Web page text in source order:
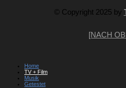
© Copyright 2025 by
[NACH
Home
TV + Film
Musik
Getestet